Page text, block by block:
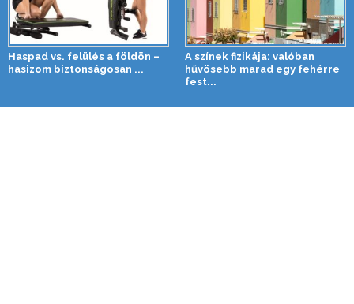
Haspad vs. felülés a földön –
hasizom biztonságosan ...
A színek fizikája: valóban
hűvösebb marad egy fehérre
fest...